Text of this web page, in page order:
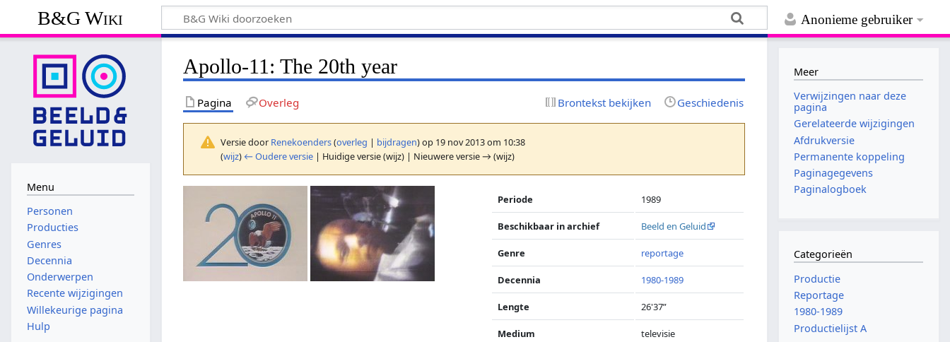
Anonieme gebruiker
B&G Wiki
Apollo-11: The 20th year
Pagina Overleg Brontekst bekijken Geschiedenis
Versie door Renekoenders(overleg | bijdragen)op 19 nov 2013 om 10:38
(wijz) ← Oudere versie | Huidige versie (wijz) | Nieuwere versie → (wijz)
Periode 1989
Beschikbaar in archief Beeld en Geluid
Genre reportage
Decennia 1980-1989
Lengte 26'37”
Medium televisie
Menu
Personen
Producties
Genres
Decennia
Onderwerpen
Recente wijzigingen
Willekeurige pagina
Hulp
Meer
Verwijzingen naar deze
pagina
Gerelateerde wijzigingen
Afdrukversie
Permanente koppeling
Paginagegevens
Paginalogboek
Categorieën
Productie
Reportage
1980-1989
Productielijst A